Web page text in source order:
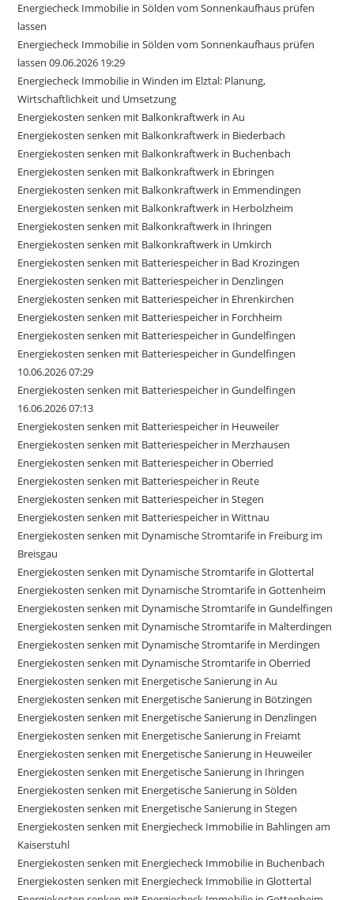
Energiecheck Immobilie in Sölden vom Sonnenkaufhaus prüfen
lassen
Energiecheck Immobilie in Sölden vom Sonnenkaufhaus prüfen
lassen 09.06.2026 19:29
Energiecheck Immobilie in Winden im Elztal: Planung,
Wirtschaftlichkeit und Umsetzung
Energiekosten senken mit Balkonkraftwerk in Au
Energiekosten senken mit Balkonkraftwerk in Biederbach
Energiekosten senken mit Balkonkraftwerk in Buchenbach
Energiekosten senken mit Balkonkraftwerk in Ebringen
Energiekosten senken mit Balkonkraftwerk in Emmendingen
Energiekosten senken mit Balkonkraftwerk in Herbolzheim
Energiekosten senken mit Balkonkraftwerk in Ihringen
Energiekosten senken mit Balkonkraftwerk in Umkirch
Energiekosten senken mit Batteriespeicher in Bad Krozingen
Energiekosten senken mit Batteriespeicher in Denzlingen
Energiekosten senken mit Batteriespeicher in Ehrenkirchen
Energiekosten senken mit Batteriespeicher in Forchheim
Energiekosten senken mit Batteriespeicher in Gundelfingen
Energiekosten senken mit Batteriespeicher in Gundelfingen
10.06.2026 07:29
Energiekosten senken mit Batteriespeicher in Gundelfingen
16.06.2026 07:13
Energiekosten senken mit Batteriespeicher in Heuweiler
Energiekosten senken mit Batteriespeicher in Merzhausen
Energiekosten senken mit Batteriespeicher in Oberried
Energiekosten senken mit Batteriespeicher in Reute
Energiekosten senken mit Batteriespeicher in Stegen
Energiekosten senken mit Batteriespeicher in Wittnau
Energiekosten senken mit Dynamische Stromtarife in Freiburg im
Breisgau
Energiekosten senken mit Dynamische Stromtarife in Glottertal
Energiekosten senken mit Dynamische Stromtarife in Gottenheim
Energiekosten senken mit Dynamische Stromtarife in Gundelfingen
Energiekosten senken mit Dynamische Stromtarife in Malterdingen
Energiekosten senken mit Dynamische Stromtarife in Merdingen
Energiekosten senken mit Dynamische Stromtarife in Oberried
Energiekosten senken mit Energetische Sanierung in Au
Energiekosten senken mit Energetische Sanierung in Bötzingen
Energiekosten senken mit Energetische Sanierung in Denzlingen
Energiekosten senken mit Energetische Sanierung in Freiamt
Energiekosten senken mit Energetische Sanierung in Heuweiler
Energiekosten senken mit Energetische Sanierung in Ihringen
Energiekosten senken mit Energetische Sanierung in Sölden
Energiekosten senken mit Energetische Sanierung in Stegen
Energiekosten senken mit Energiecheck Immobilie in Bahlingen am
Kaiserstuhl
Energiekosten senken mit Energiecheck Immobilie in Buchenbach
Energiekosten senken mit Energiecheck Immobilie in Glottertal